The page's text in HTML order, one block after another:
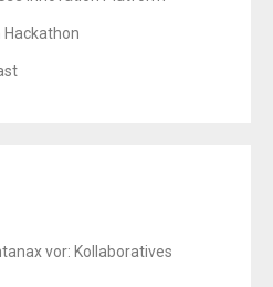
Hackathon
vor: Kollaboratives